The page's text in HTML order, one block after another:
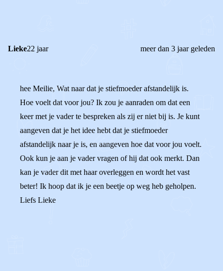
Lieke22 jaar meer dan 3 jaar geleden
hee Meilie, Wat naar dat je stiefmoeder afstandelijk is.
Hoe voelt dat voor jou? Ik zou je aanraden om dat een
keer met je vader te bespreken als zij er niet bij is. Je kunt
aangeven dat je het idee hebt dat je stiefmoeder
afstandelijk naar je is, en aangeven hoe dat voor jou voelt.
Ook kun je aan je vader vragen of hij dat ook merkt. Dan
kan je vader dit met haar overleggen en wordt het vast
beter! Ik hoop dat ik je een beetje op weg heb geholpen.
Liefs Lieke